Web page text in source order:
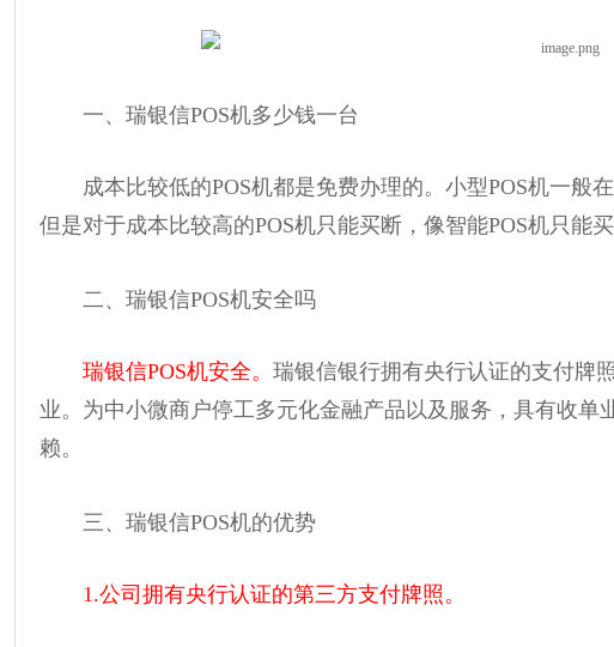
一、瑞银信POS机多少钱一台
成本比较低的POS机都是免费办理的。小型POS机一般在
但是对于成本比较高的POS机只能买断，像智能POS机只能
二、瑞银信POS机安全吗
瑞银信POS机安全。 瑞银信银行拥有央行认证的支付牌
业。为中小微商户停工多元化金融产品以及服务，具有收单
赖。
三、瑞银信POS机的优势
1.公司拥有央行认证的第三方支付牌照。